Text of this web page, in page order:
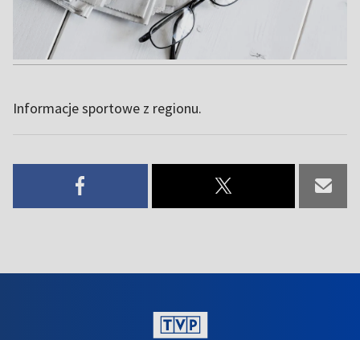
Informacje sportowe z regionu.